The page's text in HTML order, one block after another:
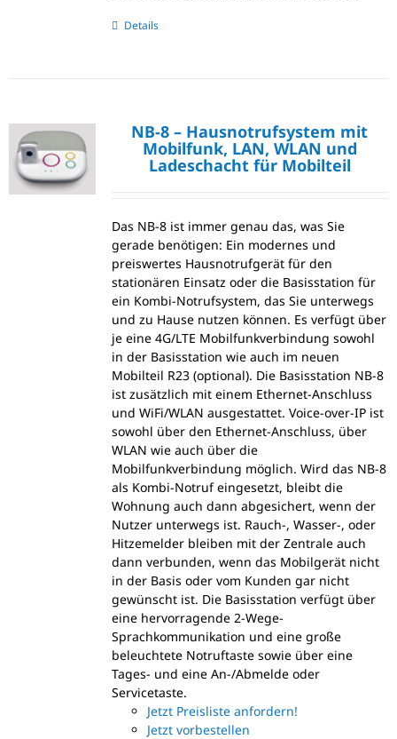
Details
NB-8 – Hausnotrufsystem mit
Mobilfunk, LAN, WLAN und
Ladeschacht für Mobilteil
Das NB-8 ist immer genau das, was Sie
gerade benötigen: Ein modernes und
preiswertes Hausnotrufgerät für den
stationären Einsatz oder die Basisstation für
ein Kombi-Notrufsystem, das Sie unterwegs
und zu Hause nutzen können. Es verfügt über
je eine 4G/LTE Mobilfunkverbindung sowohl
in der Basisstation wie auch im neuen
Mobilteil R23 (optional). Die Basisstation NB-8
ist zusätzlich mit einem Ethernet-Anschluss
und WiFi/WLAN ausgestattet. Voice-over-IP ist
sowohl über den Ethernet-Anschluss, über
WLAN wie auch über die
Mobilfunkverbindung möglich. Wird das NB-8
als Kombi-Notruf eingesetzt, bleibt die
Wohnung auch dann abgesichert, wenn der
Nutzer unterwegs ist. Rauch-, Wasser-, oder
Hitzemelder bleiben mit der Zentrale auch
dann verbunden, wenn das Mobilgerät nicht
in der Basis oder vom Kunden gar nicht
gewünscht ist. Die Basisstation verfügt über
eine hervorragende 2-Wege-
Sprachkommunikation und eine große
beleuchtete Notruftaste sowie über eine
Tages- und eine An-/Abmelde oder
Servicetaste.
Jetzt Preisliste anfordern!
Jetzt vorbestellen